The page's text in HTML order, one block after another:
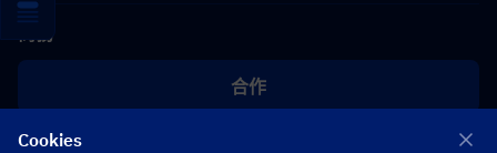
商務
合作
[email protected]
Cookies